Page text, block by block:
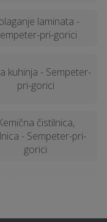
laminata -
pri-gorici
kuhinja - Sempeter-
pri-gorici
čistilnica,
- Sempeter-pri-
gorici